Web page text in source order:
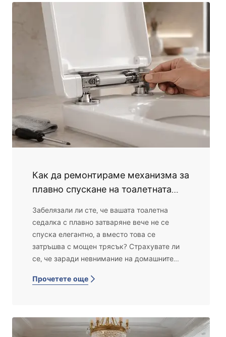
подскажем как да премахнеш накипа от
душ-питата, за да работи отново като нова.
Виж по-долу!
Как да ремонтираме механизма за
плавно спускане на тоалетната
ръководство за всеки
Забелязали ли сте, че вашата тоалетна
седалка с плавно затваряне вече не се
спуска елегантно, а вместо това се
затръшва с мощен трясък? Страхувате ли
се, че заради невнимание на домашните
притеснявайте – това е проблем, който често
покажа стъпка по стъпка как да поправите
седалка с плавно затваряне, за да работи
Прочетете още